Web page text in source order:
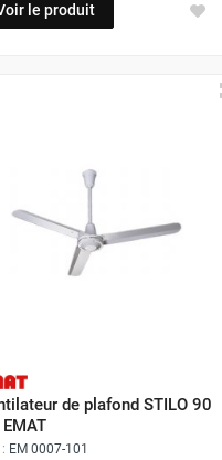
le produit
de plafond STILO 90
EM 0007-101